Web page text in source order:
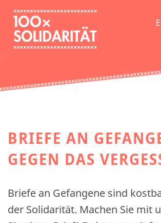
BRIEFE AN
GEGEN DAS
Briefe an Gefangene sind
der Solidarität. Machen Sie mit